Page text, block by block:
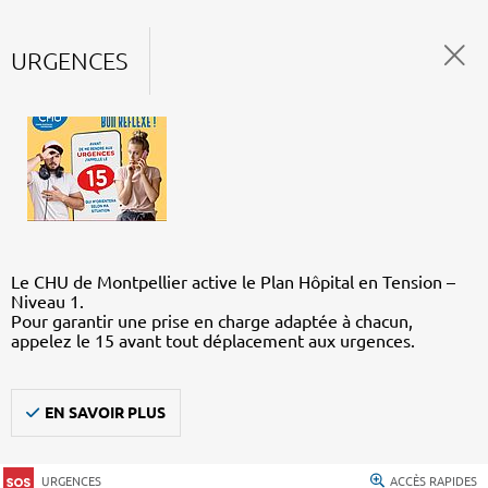
URGENCES
Le CHU de Montpellier active le Plan Hôpital en Tension –
Niveau 1.
Pour garantir une prise en charge adaptée à chacun,
appelez le 15 avant tout déplacement aux urgences.
EN SAVOIR PLUS
URGENCES ACCÈS RAPIDES